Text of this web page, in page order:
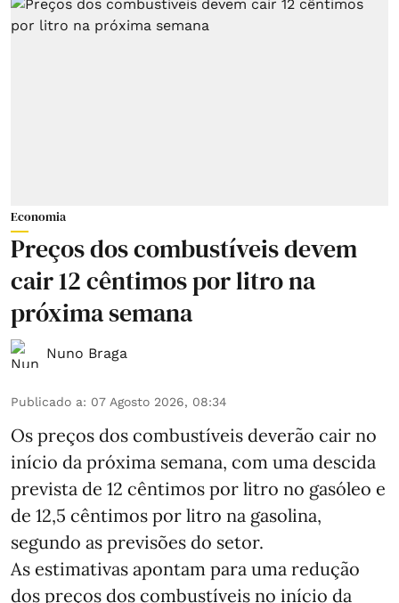
Economia
Preços dos combustíveis devem
cair 12 cêntimos por litro na
próxima semana
Nuno Braga
Publicado a: 07 Agosto 2026, 08:34
Os preços dos combustíveis deverão cair no
início da próxima semana, com uma descida
prevista de 12 cêntimos por litro no gasóleo e
de 12,5 cêntimos por litro na gasolina,
segundo as previsões do setor.
As estimativas apontam para uma redução
dos preços dos combustíveis no início da